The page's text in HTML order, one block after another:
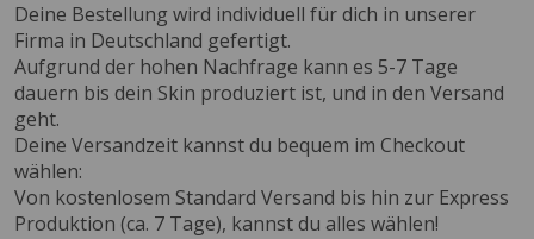
Deine Bestellung wird individuell für dich in unserer
Firma in Deutschland gefertigt.
Aufgrund der hohen Nachfrage kann es 5-7 Tage
dauern bis dein Skin produziert ist, und in den Versand
geht.
Deine Versandzeit kannst du bequem im Checkout
wählen:
Von kostenlosem Standard Versand bis hin zur Express
Produktion (ca. 7 Tage), kannst du alles wählen!